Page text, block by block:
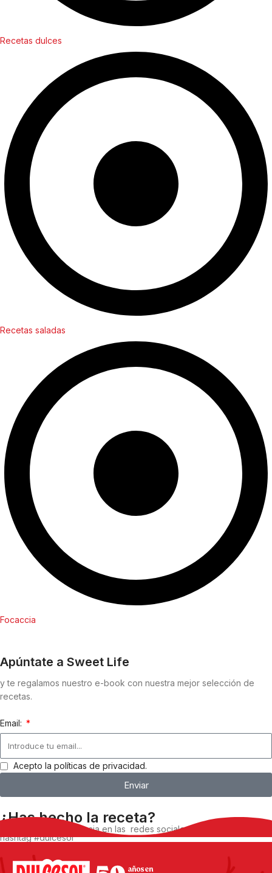
Recetas dulces
Recetas saladas
Focaccia
Apúntate a Sweet Life
y te regalamos nuestro e-book con nuestra mejor selección de
recetas.
Email:
Acepto la políticas de privacidad.
Enviar
¿Has hecho la receta?
Comparte tu experiencia en las redes sociales, utilizando el
hashtag #dulcesol
@dulcesol